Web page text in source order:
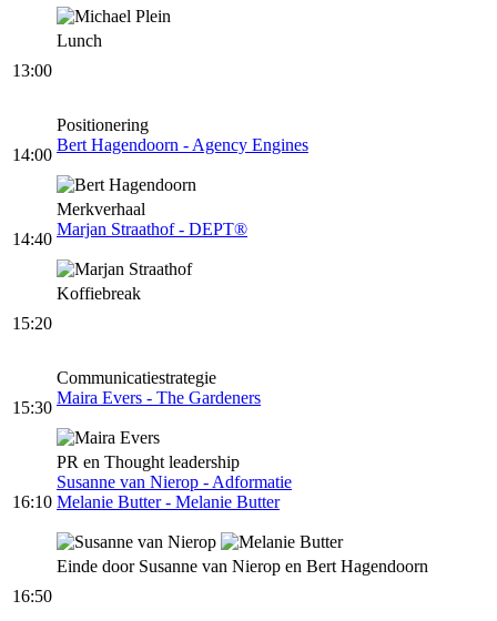
13:00
Lunch
14:00
Positionering
Bert Hagendoorn - Agency Engines
14:40
Merkverhaal
Marjan Straathof - DEPT®
15:20
Koffiebreak
15:30
Communicatiestrategie
Maira Evers - The Gardeners
16:10
PR en Thought leadership
Susanne van Nierop - Adformatie
Melanie Butter - Melanie Butter
16:50
Einde door Susanne van Nierop en Bert Hagendoorn